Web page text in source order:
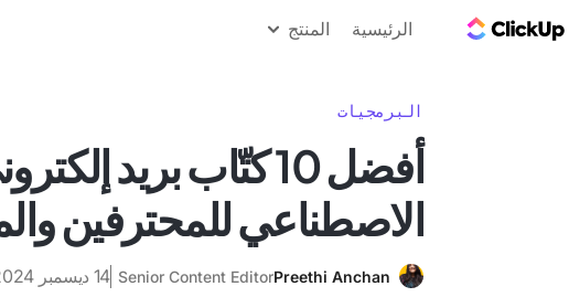
الرئيسية المنتج
البرمجيات
أفضل 10 كتّاب بريد
الاصطناعي للمحترفين
Preethi Anchan
Senior Content Editor 14 ديسمبر 2024